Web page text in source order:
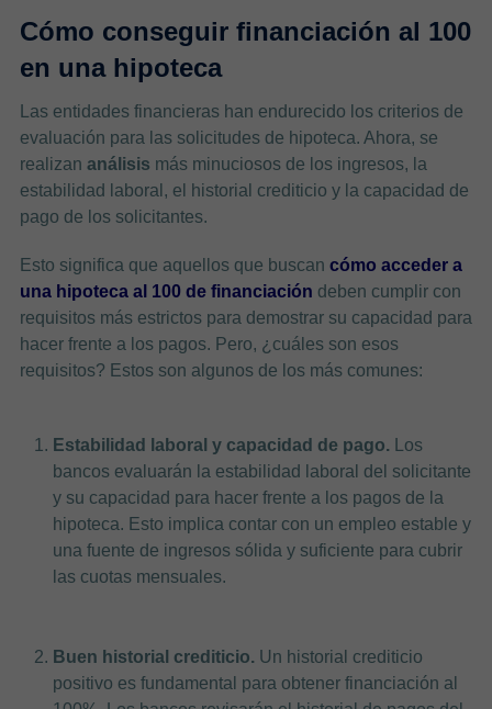
Cómo conseguir financiación al 100
en una hipoteca
Las entidades financieras han endurecido los criterios de
evaluación para las solicitudes de hipoteca. Ahora, se
realizan análisis más minuciosos de los ingresos, la
estabilidad laboral, el historial crediticio y la capacidad de
pago de los solicitantes.
Esto significa que aquellos que buscan cómo acceder a
una hipoteca al 100 de financiación deben cumplir con
requisitos más estrictos para demostrar su capacidad para
hacer frente a los pagos. Pero, ¿cuáles son esos
requisitos? Estos son algunos de los más comunes:
Estabilidad laboral y capacidad de pago. Los
bancos evaluarán la estabilidad laboral del solicitante
y su capacidad para hacer frente a los pagos de la
hipoteca. Esto implica contar con un empleo estable y
una fuente de ingresos sólida y suficiente para cubrir
las cuotas mensuales.
Buen historial crediticio. Un historial crediticio
positivo es fundamental para obtener financiación al